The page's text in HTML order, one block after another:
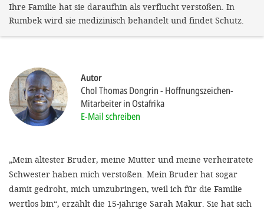
Ihre Familie hat sie daraufhin als verflucht verstoßen. In
Rumbek wird sie medizinisch behandelt und findet Schutz.
Autor
Chol Thomas Dongrin Hoffnungszeichen-
Mitarbeiter in Ostafrika
E-Mail schreiben
„Mein ältester Bruder, meine Mutter und meine verheiratete
Schwester haben mich verstoßen. Mein Bruder hat sogar
damit gedroht, mich umzubringen, weil ich für die Familie
wertlos bin“, erzählt die 15-jährige Sarah Makur. Sie hat sich
Sie
Impressum
ALLEN